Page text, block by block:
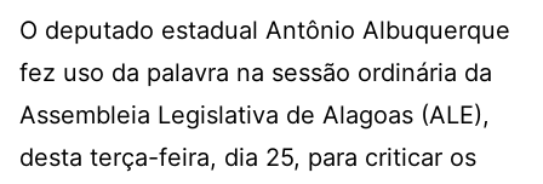
O deputado estadual Antônio Albuquerque
fez uso da palavra na sessão ordinária da
Assembleia Legislativa de Alagoas (ALE),
desta terça-feira, dia 25, para criticar os